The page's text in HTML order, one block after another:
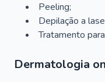
Peeling;
Depilação a
Tratamento
Dermatologia